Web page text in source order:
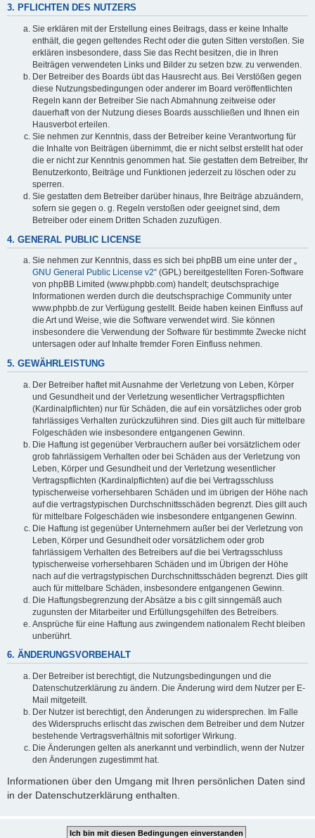
3. PFLICHTEN DES NUTZERS
Sie erklären mit der Erstellung eines Beitrags, dass er keine Inhalte
enthält, die gegen geltendes Recht oder die guten Sitten verstoßen. Sie
erklären insbesondere, dass Sie das Recht besitzen, die in Ihren
Beiträgen verwendeten Links und Bilder zu setzen bzw. zu verwenden.
Der Betreiber des Boards übt das Hausrecht aus. Bei Verstößen gegen
diese Nutzungsbedingungen oder anderer im Board veröffentlichten
Regeln kann der Betreiber Sie nach Abmahnung zeitweise oder
dauerhaft von der Nutzung dieses Boards ausschließen und Ihnen ein
Hausverbot erteilen.
Sie nehmen zur Kenntnis, dass der Betreiber keine Verantwortung für
die Inhalte von Beiträgen übernimmt, die er nicht selbst erstellt hat oder
die er nicht zur Kenntnis genommen hat. Sie gestatten dem Betreiber, Ihr
Benutzerkonto, Beiträge und Funktionen jederzeit zu löschen oder zu
sperren.
Sie gestatten dem Betreiber darüber hinaus, Ihre Beiträge abzuändern,
sofern sie gegen o. g. Regeln verstoßen oder geeignet sind, dem
Betreiber oder einem Dritten Schaden zuzufügen.
4. GENERAL PUBLIC LICENSE
Sie nehmen zur Kenntnis, dass es sich bei phpBB um eine unter der „
GNU General Public License v2“ (GPL) bereitgestellten Foren-Software
von phpBB Limited (www.phpbb.com) handelt; deutschsprachige
Informationen werden durch die deutschsprachige Community unter
www.phpbb.de zur Verfügung gestellt. Beide haben keinen Einfluss auf
die Art und Weise, wie die Software verwendet wird. Sie können
insbesondere die Verwendung der Software für bestimmte Zwecke nicht
untersagen oder auf Inhalte fremder Foren Einfluss nehmen.
5. GEWÄHRLEISTUNG
Der Betreiber haftet mit Ausnahme der Verletzung von Leben, Körper
und Gesundheit und der Verletzung wesentlicher Vertragspflichten
(Kardinalpflichten) nur für Schäden, die auf ein vorsätzliches oder grob
fahrlässiges Verhalten zurückzuführen sind. Dies gilt auch für mittelbare
Folgeschäden wie insbesondere entgangenen Gewinn.
Die Haftung ist gegenüber Verbrauchern außer bei vorsätzlichem oder
grob fahrlässigem Verhalten oder bei Schäden aus der Verletzung von
Leben, Körper und Gesundheit und der Verletzung wesentlicher
Vertragspflichten (Kardinalpflichten) auf die bei Vertragsschluss
typischerweise vorhersehbaren Schäden und im übrigen der Höhe nach
auf die vertragstypischen Durchschnittsschäden begrenzt. Dies gilt auch
für mittelbare Folgeschäden wie insbesondere entgangenen Gewinn.
Die Haftung ist gegenüber Unternehmern außer bei der Verletzung von
Leben, Körper und Gesundheit oder vorsätzlichem oder grob
fahrlässigem Verhalten des Betreibers auf die bei Vertragsschluss
typischerweise vorhersehbaren Schäden und im Übrigen der Höhe
nach auf die vertragstypischen Durchschnittsschäden begrenzt. Dies gilt
auch für mittelbare Schäden, insbesondere entgangenen Gewinn.
Die Haftungsbegrenzung der Absätze a bis c gilt sinngemäß auch
zugunsten der Mitarbeiter und Erfüllungsgehilfen des Betreibers.
Ansprüche für eine Haftung aus zwingendem nationalem Recht bleiben
unberührt.
6. ÄNDERUNGSVORBEHALT
Der Betreiber ist berechtigt, die Nutzungsbedingungen und die
Datenschutzerklärung zu ändern. Die Änderung wird dem Nutzer per E-
Mail mitgeteilt.
Der Nutzer ist berechtigt, den Änderungen zu widersprechen. Im Falle
des Widerspruchs erlischt das zwischen dem Betreiber und dem Nutzer
bestehende Vertragsverhältnis mit sofortiger Wirkung.
Die Änderungen gelten als anerkannt und verbindlich, wenn der Nutzer
den Änderungen zugestimmt hat.
Informationen über den Umgang mit Ihren persönlichen Daten sind
in der Datenschutzerklärung enthalten.